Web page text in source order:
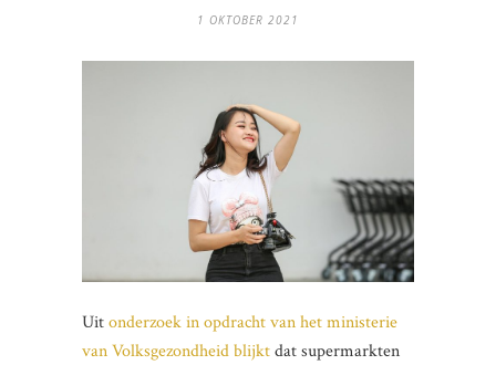
1 OKTOBER 2021
Uitonderzoek in opdracht van het ministerie
van Volksgezondheid blijktdat supermarkten